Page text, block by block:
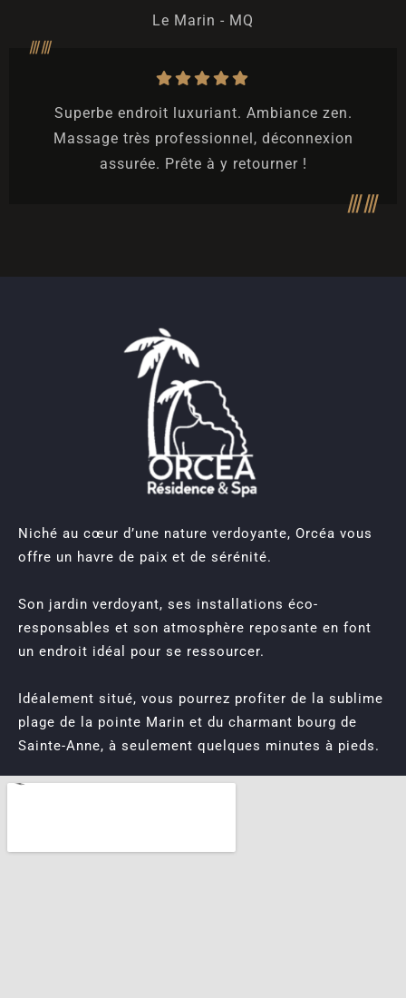
Le Marin - MQ
Superbe endroit luxuriant. Ambiance zen.
Massage très professionnel, déconnexion
assurée. Prête à y retourner !
Niché au cœur d’une nature verdoyante, Orcéa vous
offre un havre de paix et de sérénité.
Son jardin verdoyant, ses installations éco-
responsables et son atmosphère reposante en font
un endroit idéal pour se ressourcer.
Idéalement situé, vous pourrez profiter de la sublime
plage de la pointe Marin et du charmant bourg de
Sainte-Anne, à seulement quelques minutes à pieds.